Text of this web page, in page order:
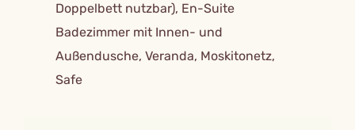
Doppelbett nutzbar), En-Suite
Badezimmer mit Innen- und
Außendusche, Veranda, Moskitonetz,
Safe